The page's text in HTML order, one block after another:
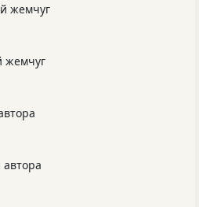
жемчуг
жемчуг
автора